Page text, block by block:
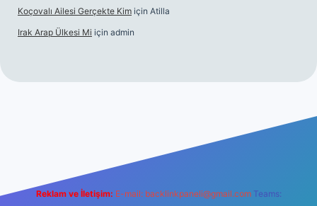
Koçovalı Ailesi Gerçekte Kim için Atilla
Irak Arap Ülkesi Mi için admin
Reklam ve İletişim: E-mail: backlinkpaneli@gmail.com Teams: